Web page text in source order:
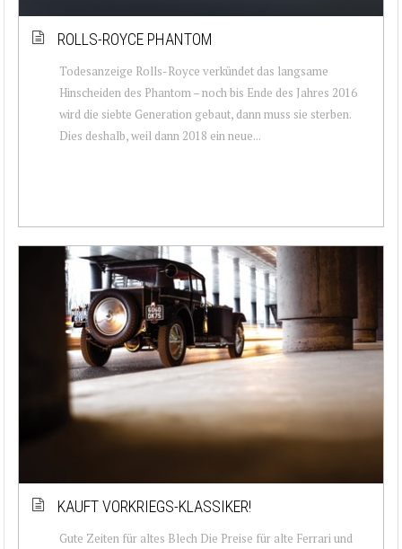
ROLLS-ROYCE PHANTOM
Todesanzeige Rolls-Royce verkündet das langsame
Hinscheiden des Phantom – noch bis Ende des Jahres 2016
wird die siebte Generation gebaut, dann muss sie sterben.
Dies deshalb, weil dann 2018 ein neue...
KAUFT VORKRIEGS-KLASSIKER!
Gute Zeiten für altes Blech Die Preise für alte Ferrari und